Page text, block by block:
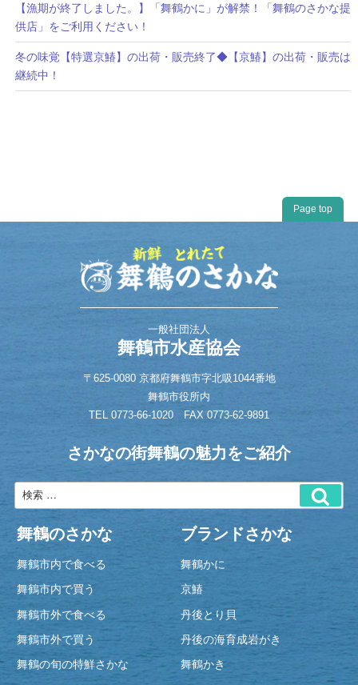
【漁期が終了しました。】「舞鶴かに」が解禁！「舞鶴のさかな提
供店」をご利用ください！
冬の味覚【特選京鰆】の出荷・販売終了◆【京鰆】の出荷・販売は
継続中！
Page top
一般社団法人
舞鶴市水産協会
〒625-0080 京都府舞鶴市字北吸1044番地
舞鶴市役所内
TEL 0773-66-1020 FAX 0773-62-9891
さかなの街舞鶴の魅力をご紹介
舞鶴のさかな
舞鶴市内で食べる
舞鶴市内で買う
舞鶴市外で食べる
舞鶴市外で買う
舞鶴の旬の特鮮さかな
ブランドさかな
舞鶴かに
京鰆
丹後とり貝
丹後の海育成岩がき
舞鶴かき